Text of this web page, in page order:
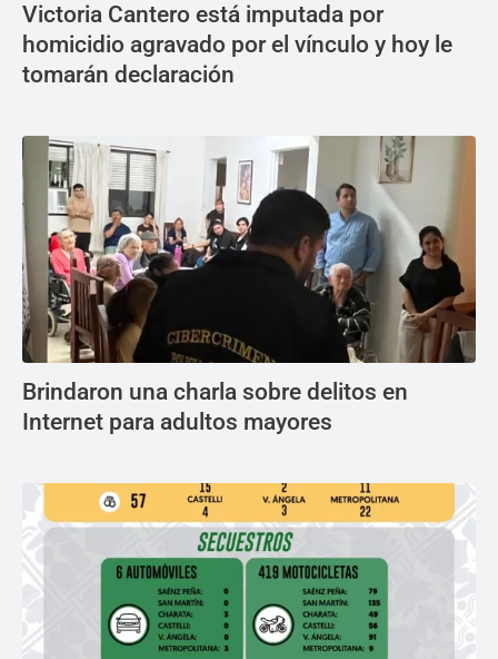
Victoria Cantero está imputada por
homicidio agravado por el vínculo y hoy le
tomarán declaración
Brindaron una charla sobre delitos en
Internet para adultos mayores